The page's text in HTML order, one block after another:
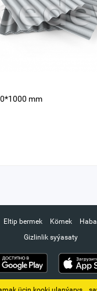
mm
Eltip bermek Kömek
Gizlinlik syýasaty